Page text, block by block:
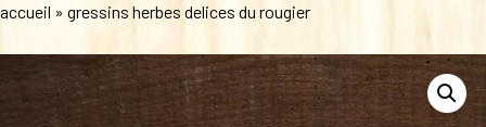
accueil » gressins herbes delices du rougier